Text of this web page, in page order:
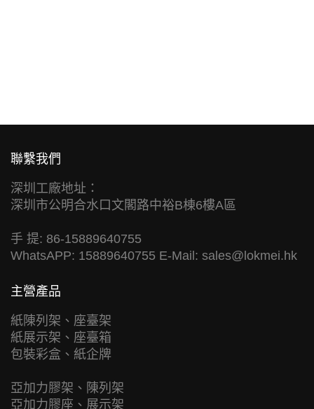
聯繫我們
深圳工廠地址：
深圳市公明合水口文閣路中裕B棟6樓A區
手 提: 86-15889640755
WhatsAPP: 15889640755 E-Mail: sales@lokmei.hk
主營產品
紙陳列架、座臺架
紙展示架、座臺箱
包裝彩盒、紙企牌
亞加力膠架、陳列架
亞加力膠座、展示架